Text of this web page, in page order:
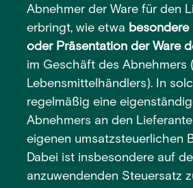
Abnehmer der Ware für den
erbringt, wie etwa besondere
oder Präsentation der Ware
im Geschäft des Abnehmers
Lebensmittelhändlers). In
regelmäßig eine
Abnehmers an den
eigenen umsatzsteuerlichen
Dabei ist insbesondere auf
anzuwendenden Steuersatz